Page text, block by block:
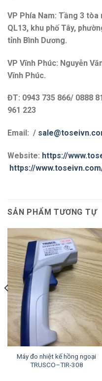
VP Phía Nam: Tầng 3 tòa
QL13, khu phố Tây,
tỉnh Bình Dương.
VP Vĩnh Phúc: Nguyễn
Vĩnh Phúc.
ĐT: 0943 735 866/ 0888
961 223
Email: /
Website: https://
https://
SẢN PHẨM TƯƠNG TỰ
Máy đo nhiệt kế hồng ngoại
TRUSCO–TIR-308